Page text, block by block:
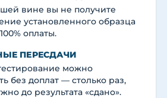
вине вы не получите
установленного образца
оплаты.
ПЕРЕСДАЧИ
можно
без доплат — столько раз,
до результата «сдано».